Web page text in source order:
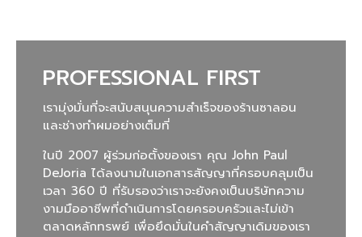
PROFESSIONAL FIRST
เรามุ่งมั่นที่จะสนับสนุนความสำเร็จของร้านซาลอน
และช่างทำผมอย่างเต็มที่
ในปี 2007 ผู้ร่วมก่อตั้งของเรา คุณ John Paul
DeJoria ได้ลงนามในเอกสารสัญญาที่ครอบคลุมเป็น
เวลา 360 ปี ที่รับรองว่าเราจะยังคงเป็นบริษัทความ
งามมืออาชีพที่ดำเนินการโดยครอบครัวและไม่เข้า
ตลาดหลักทรพย์ เพื่อยึดมั่นในคำสัญญาเดิมของเรา